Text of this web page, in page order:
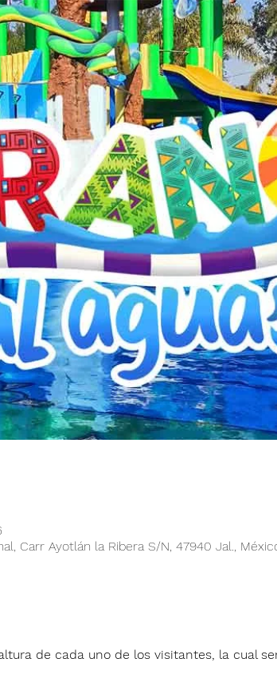
Carr Ayotlán la Ribera S/N, 47940 Jal.,
de cada uno de los visitantes, la cual